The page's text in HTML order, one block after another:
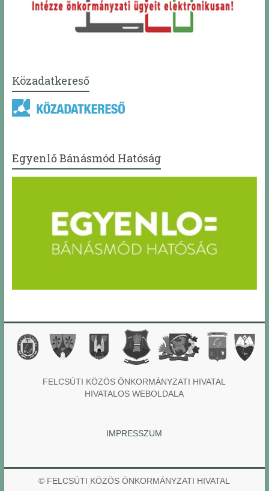
Közadatkereső
Egyenlő Bánásmód Hatóság
FELCSÚTI KÖZÖS ÖNKORMÁNYZATI HIVATAL
HIVATALOS WEBOLDALA
IMPRESSZUM
© FELCSÚTI KÖZÖS ÖNKORMÁNYZATI HIVATAL